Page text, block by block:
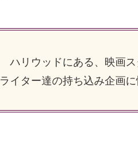
ハリウッドにある、映画
ライター達の持ち込み企画